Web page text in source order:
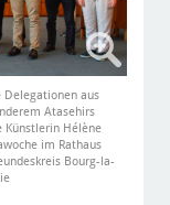
aus
Atasehirs
Künstlerin Hélène
im Rathaus
Bourg-la-